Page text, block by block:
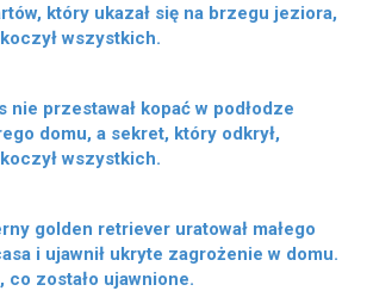
który ukazał się na brzegu jeziora,
wszystkich.
nie przestawał kopać w podłodze
domu, a sekret, który odkrył,
wszystkich.
golden retriever uratował małego
i ujawnił ukryte zagrożenie w domu.
co zostało ujawnione.